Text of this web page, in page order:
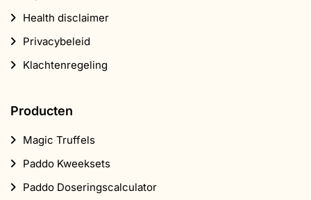
Health disclaimer
Privacybeleid
Klachtenregeling
Producten
Magic Truffels
Paddo Kweeksets
Paddo Doseringscalculator